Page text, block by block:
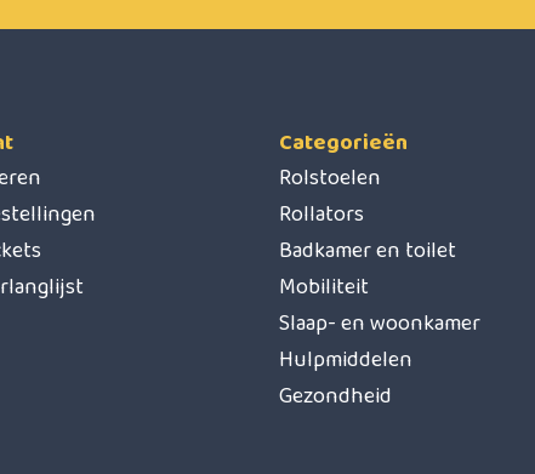
Categorieën
Rolstoelen
Rollators
Badkamer en toilet
Mobiliteit
Slaap- en woonkamer
Hulpmiddelen
Gezondheid